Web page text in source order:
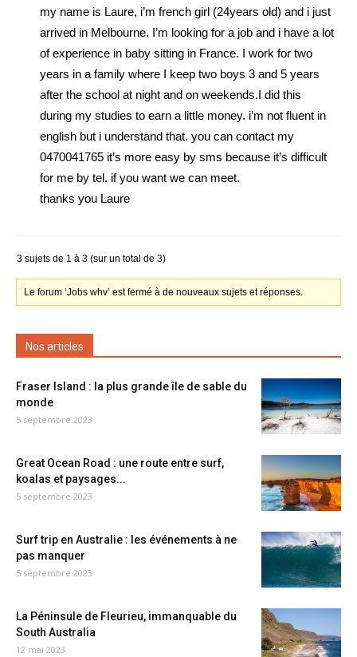
my name is Laure, i’m french girl (24years old) and i just
arrived in Melbourne. I’m looking for a job and i have a lot
of experience in baby sitting in France. I work for two
years in a family where I keep two boys 3 and 5 years
after the school at night and on weekends.I did this
during my studies to earn a little money. i’m not fluent in
english but i understand that. you can contact my
0470041765 it’s more easy by sms because it’s difficult
for me by tel. if you want we can meet.
thanks you Laure
3 sujets de 1 à 3 (sur un total de 3)
Le forum ‘Jobs whv’ est fermé à de nouveaux sujets et réponses.
Nos articles
Fraser Island : la plus grande île de sable du
monde
5 septembre 2023
Great Ocean Road : une route entre surf,
koalas et paysages...
5 septembre 2023
Surf trip en Australie : les événements à ne
pas manquer
5 septembre 2023
La Péninsule de Fleurieu, immanquable du
South Australia
12 mai 2023